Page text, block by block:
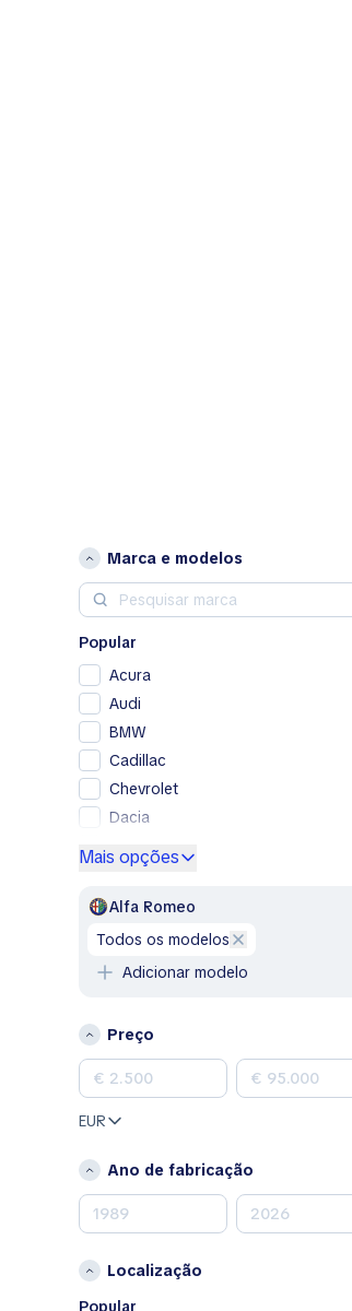
Marca e modelos
Popular
Acura
Audi
BMW
Cadillac
Chevrolet
Dacia
GMC
Honda
Land Rover
Lexus
Mazda
Mercedes-Benz
Opel
Porsche
RAM
Mais opções
Alfa Romeo
todos os modelos
Adicionar modelo
Preço
EUR
Ano de fabricação
Localização
Popular